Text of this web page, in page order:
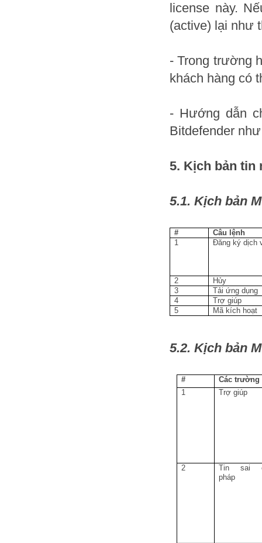
license này.
(active) lại như
- Trong trường
khách hàng có
- Hướng dẫn
Bitdefender
5. Kịch bản tin
5.1. Kịch bản
#
Câu lệnh
1
Đăng ký dịch
2
Hủy
3
Tải ứng dụng
4
Trợ giúp
5
Mã kích hoạt
5.2. Kịch bản
#
Các trường
1
Trợ giúp
2
Tin sai
pháp